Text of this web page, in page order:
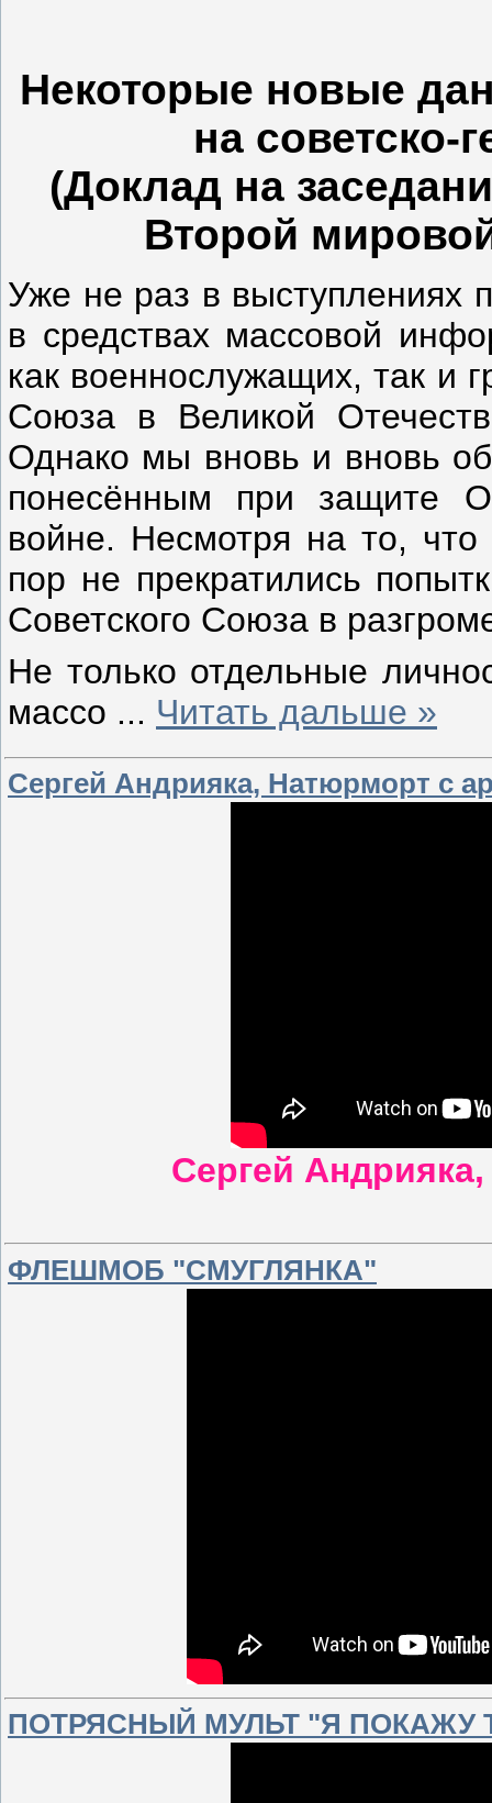
Некоторые новые
на советско-
(Доклад на
Второй
Уже не раз в выступлениях
в средствах массовой
как военнослужащих, так и
Союза в Великой
Однако мы вновь и вновь
понесённым при защите
войне. Несмотря на то,
пор не прекратились
Советского Союза в
Не только отдельные
массо ... Читать дальше »
Сергей Андрияка, Натюрморт с
Сергей
ФЛЕШМОБ "СМУГЛЯНКА"
ПОТРЯСНЫЙ МУЛЬТ "Я ПОКАЖУ